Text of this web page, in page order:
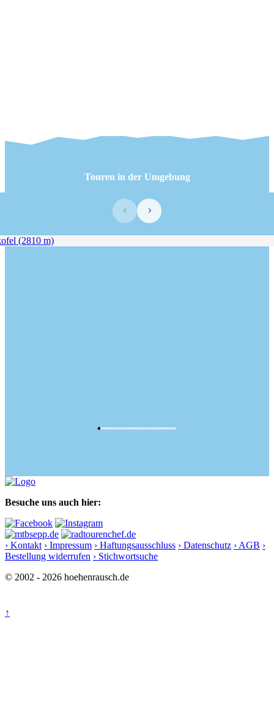
Touren in der Umgebung
‹ ›
Besuche uns auch hier:
› Kontakt › Impressum › Haftungsausschluss › Datenschutz › AGB ›
Bestellung widerrufen › Stichwortsuche
© 2002 - 2026 hoehenrausch.de
↑